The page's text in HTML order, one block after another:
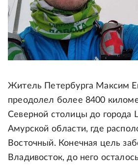
Житель Петербурга Максим
преодолел более 8400
Северной столицы до города
Амурской области, где
Восточный. Конечная цель
Владивосток, до него